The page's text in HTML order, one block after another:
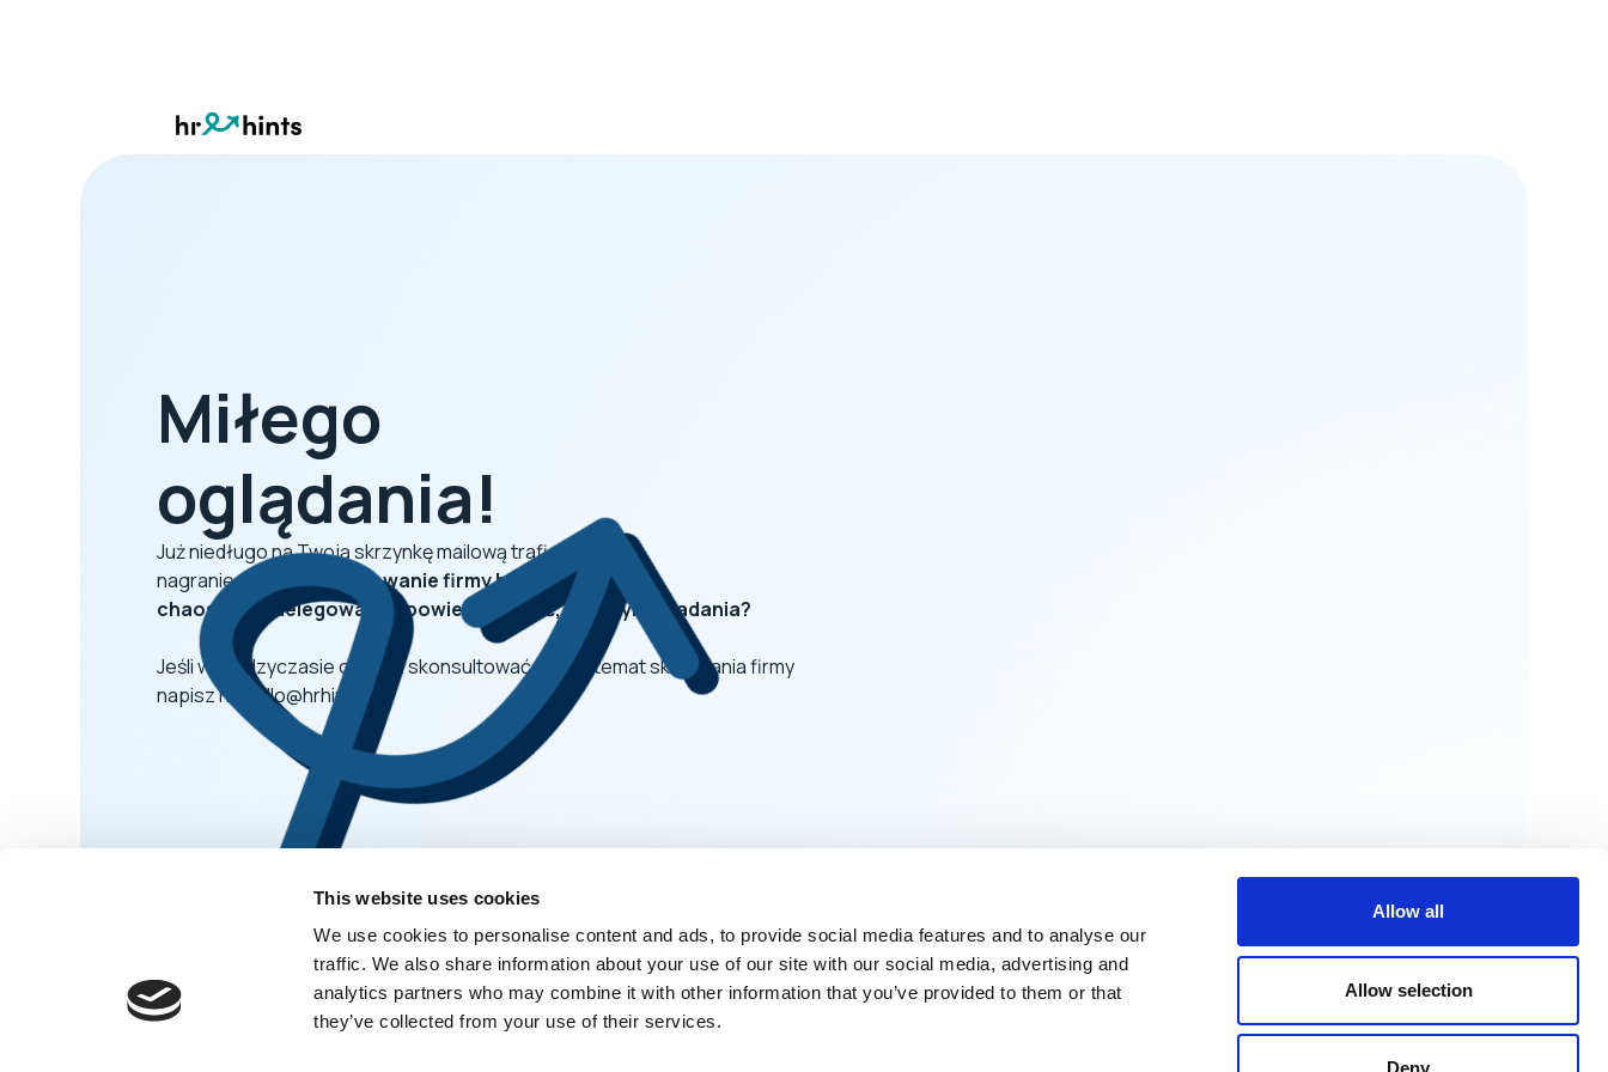
This website uses cookies
We use cookies to personalise content and ads, to provide social media features and to analyse our
traffic. We also share information about your use of our site with our social media, advertising and
analytics partners who may combine it with other information that you’ve provided to them or that
they’ve collected from your use of their services.
Allow all
Allow selection
Deny
Miłego
oglądania!
Już niedługo na Twoją skrzynkę mailową trafi
nagranie webinaru:Skalowanie firmy bez
chaosu. Jak delegować odpowiedzialność, a nie tylko zadania?
Jeśli w międzyczasie chcesz skonsultować z nami temat skalowania firmy
napisz na hello@hrhints.io.